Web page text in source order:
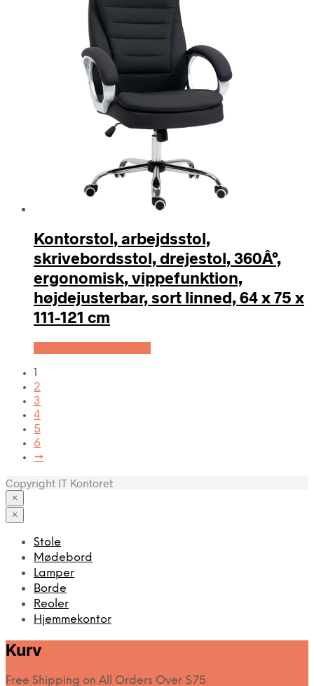
Kontorstol, arbejdsstol,
skrivebordsstol, drejestol, 360Â°,
ergonomisk, vippefunktion,
højdejusterbar, sort linned, 64 x 75 x
111-121 cm
1
2
3
4
5
6
→
Copyright IT Kontoret
×
×
Stole
Mødebord
Lamper
Borde
Reoler
Hjemmekontor
Kurv
Free Shipping on All Orders Over $75